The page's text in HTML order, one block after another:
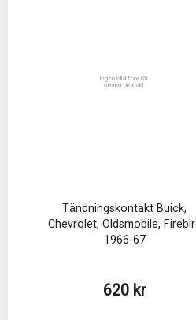
Tändningskontakt Buick,
Chevrolet, Oldsmobile,
1966-67
620 kr